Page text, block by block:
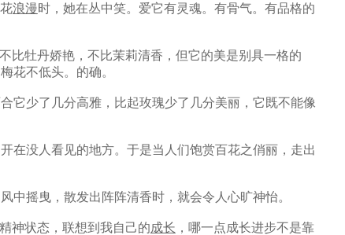
浪漫时，她在丛中笑。爱它有灵魂。有骨气。有品格的
牡丹娇艳，不比茉莉清香，但它的美是别具一格的
花不低头。的确。
少了几分高雅，比起玫瑰少了几分美丽，它既不能像
没人看见的地方。于是当人们饱赏百花之俏丽，走出
摇曳，散发出阵阵清香时，就会令人心旷神怡。
神状态，联想到我自己的成长 ，哪一点成长进步不是靠